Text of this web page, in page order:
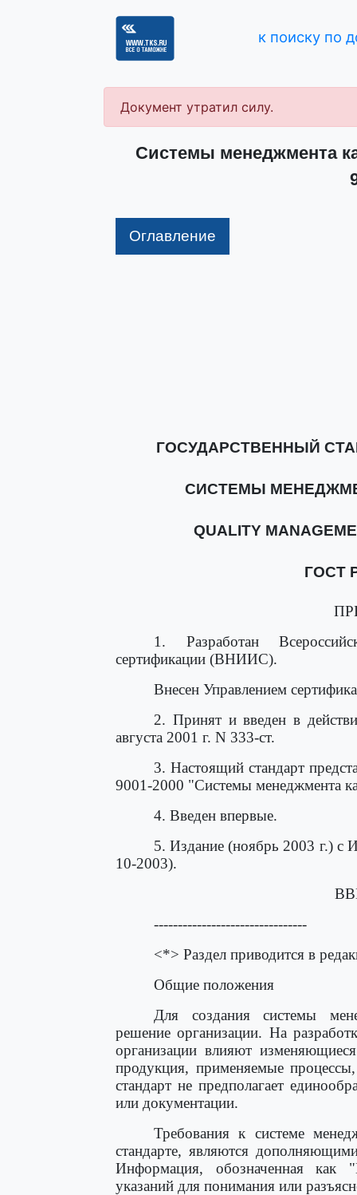
к поиску по
Документ утратил силу.
Системы менеджмента
Оглавление
ГОСУДАРСТВЕННЫЙ
СИСТЕМЫ
QUALITY
ГОСТ
1. Разработан
сертификации (ВНИИС).
Внесен Управлением
2. Принят и введен в
августа 2001 г. N 333-ст.
3. Настоящий стандарт
9001-2000 "Системы менеджмента
4. Введен впервые.
5. Издание (ноябрь 2003 г.)
10-2003).
--------------------------------
<*> Раздел приводится в
Общие положения
Для создания системы
решение организации. На
организации влияют
продукция, применяемые
стандарт не предполагает
или документации.
Требования к системе
стандарте, являются
Информация, обозначенная как
указаний для понимания или